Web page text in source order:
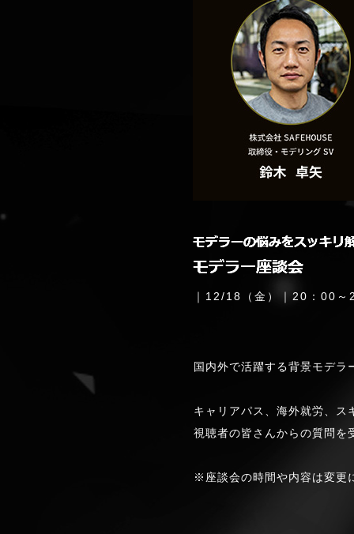
｜12/18（金）｜20：00
国内外で活躍する背景モデラ
キャリアパス、海外就労、ス
視聴者の皆さんからの質問を
※座談会の時間や内容は変更